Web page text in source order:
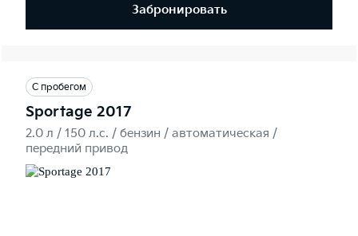
Забронировать
С пробегом
Sportage 2017
2.0 л / 150 л.c. / бензин / автоматическая /
передний привод